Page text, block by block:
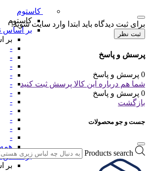
کاستوم
کاستوم
بر اساس
بر
-
-
-
-
-
-
-
-
-
-
-
بر
بر
برای ثبت دیدگاه باید ابتدا وارد سایت شوید!
ثبت نظر
پرسش و پاسخ
0 پرسش و پاسخ
شما هم درباره این کالا پرسش ثبت کنید
0 پرسش و پاسخ
بازگشت
جست و جو محصولات
Products search